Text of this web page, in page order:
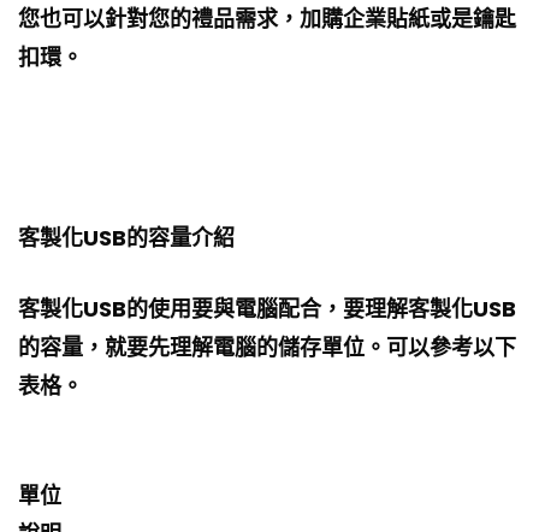
您也可以針對您的禮品需求，加購企業貼紙或是鑰匙
扣環。
客製化USB的容量介紹
客製化USB的使用要與電腦配合，要理解客製化USB
的容量，就要先理解電腦的儲存單位。可以參考以下
表格。
單位